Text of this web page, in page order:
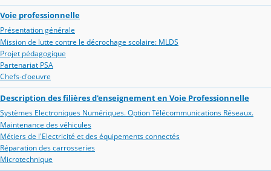
Voie professionnelle
Présentation générale
Mission de lutte contre le décrochage scolaire: MLDS
Projet pédagogique
Partenariat PSA
Chefs-d'oeuvre
Description des filières d'enseignement en Voie Professionnelle
Systèmes Electroniques Numériques. Option Télécommunications Réseaux.
Maintenance des véhicules
Métiers de l'Electricité et des équipements connectés
Réparation des carrosseries
Microtechnique